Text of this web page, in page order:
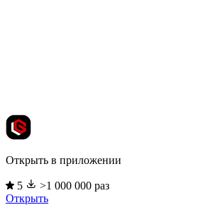
Открыть в приложении
5
>1 000 000 раз
Открыть